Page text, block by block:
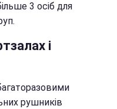
3 осіб для
і
рушників